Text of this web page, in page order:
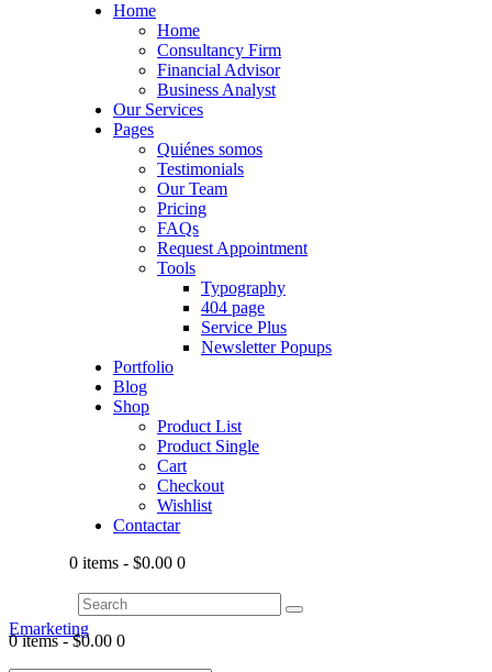
Home
Home
Consultancy Firm
Financial Advisor
Business Analyst
Our Services
Pages
Quiénes somos
Testimonials
Our Team
Pricing
FAQs
Request Appointment
Tools
Typography
404 page
Service Plus
Newsletter Popups
Portfolio
Blog
Shop
Product List
Product Single
Cart
Checkout
Wishlist
Contactar
0 items - $0.00 0
Emarketing
0 items-$0.00 0